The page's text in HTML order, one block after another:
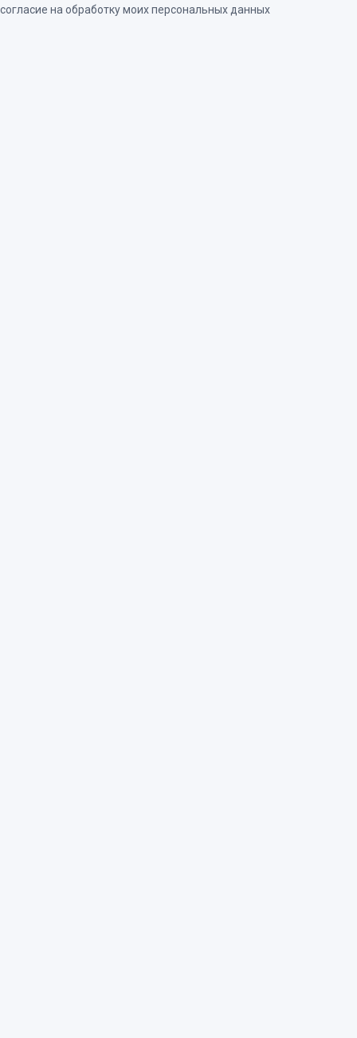
согласие на обработку моих персональных данных